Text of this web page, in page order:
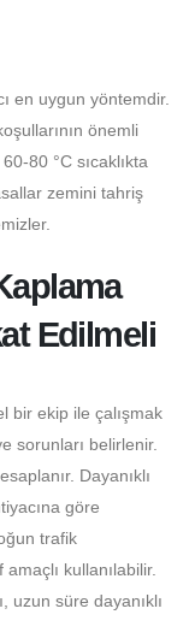
en uygun yöntemdir.
önemli
80 °C sıcaklıkta
zemini tahriş
Edilmeli
bir ekip ile çalışmak
sorunları belirlenir.
Dayanıklı
göre
trafik
kullanılabilir.
uzun süre dayanıklı